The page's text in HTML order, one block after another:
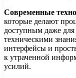
Современные
которые делают
доступным даже для
техническими
интерфейсы и
к утраченной
усилий.